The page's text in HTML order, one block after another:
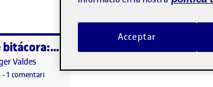
Cuaderno de bitácora: propuesta de pantalón LEVIS
Valdes
17 novembre, 2024 2:22 am
-1 comentaria Cuaderno de bitácora: propuesta de pantalón
Acceptar